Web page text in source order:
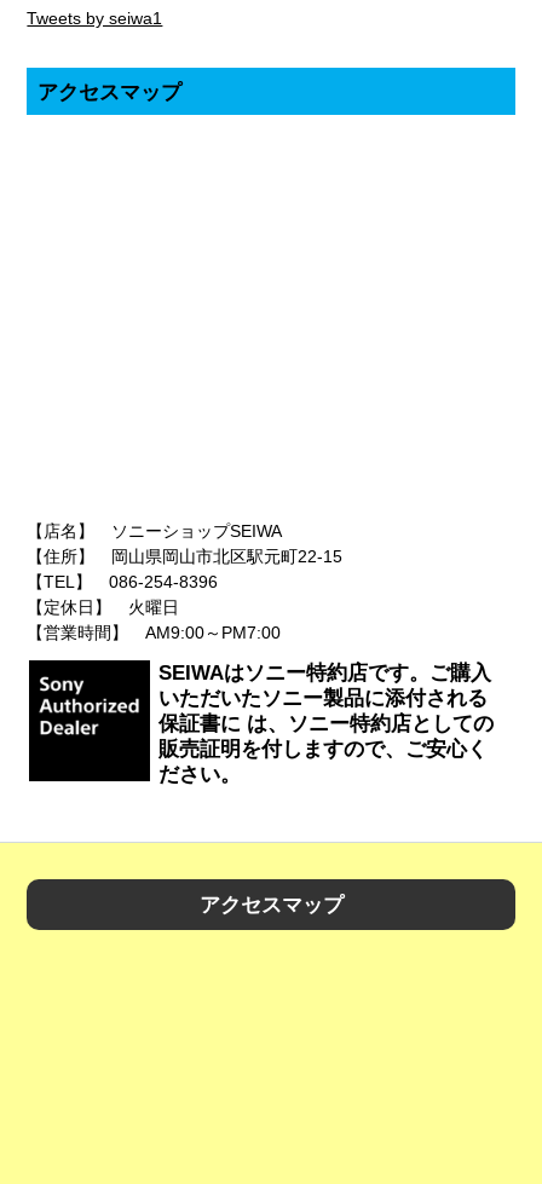
Tweets by seiwa1
アクセスマップ
【店名】 ソニーショップSEIWA
【住所】 岡山県岡山市北区駅元町22-15
【TEL】 086-254-8396
【定休日】 火曜日
【営業時間】 AM9:00～PM7:00
SEIWAはソニー特約店です。ご購入
いただいたソニー製品に添付される
保証書に は、ソニー特約店としての
販売証明を付しますので、ご安心く
ださい。
アクセスマップ